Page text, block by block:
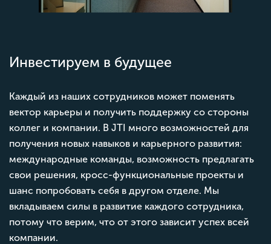
Инвестируем в будущее
Каждый из наших сотрудников может поменять
вектор карьеры и получить поддержку со стороны
коллег и компании. В JTI много возможностей для
получения новых навыков и карьерного развития:
международные команды, возможность предлагать
свои решения, кросс-функциональные проекты и
шанс попробовать себя в другом отделе. Мы
вкладываем силы в развитие каждого сотрудника,
потому что верим, что от этого зависит успех всей
компании.